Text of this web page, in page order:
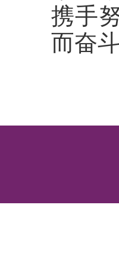
携手
而奋斗